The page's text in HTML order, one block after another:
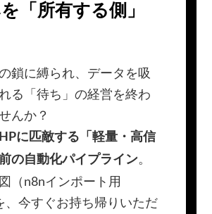
「所有する側」
鎖に縛られ、データを吸
る「待ち」の経営を終わ
んか？
に匹敵する「軽量・高信
の自動化パイプライン。
（n8nインポート用
、今すぐお持ち帰りいただ